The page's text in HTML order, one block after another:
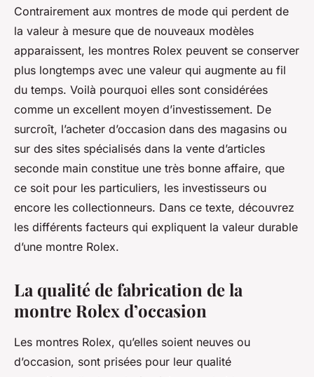
Montre Rolex d'occasion : un
excellent moyen d'investir !
geoffroi•9 janvier 2024 •2 min de lecture
Contrairement aux montres de mode qui perdent de
la valeur à mesure que de nouveaux modèles
apparaissent, les montres Rolex peuvent se conserver
plus longtemps avec une valeur qui augmente au fil
du temps. Voilà pourquoi elles sont considérées
comme un excellent moyen d’investissement. De
surcroît, l’acheter d’occasion dans des magasins ou
sur des sites spécialisés dans la vente d’articles
seconde main constitue une très bonne affaire, que
ce soit pour les particuliers, les investisseurs ou
encore les collectionneurs. Dans ce texte, découvrez
les différents facteurs qui expliquent la valeur durable
d’une montre Rolex.
La qualité de fabrication de la
montre Rolex d’occasion
Les montres Rolex, qu’elles soient neuves ou
d’occasion, sont prisées pour leur qualité